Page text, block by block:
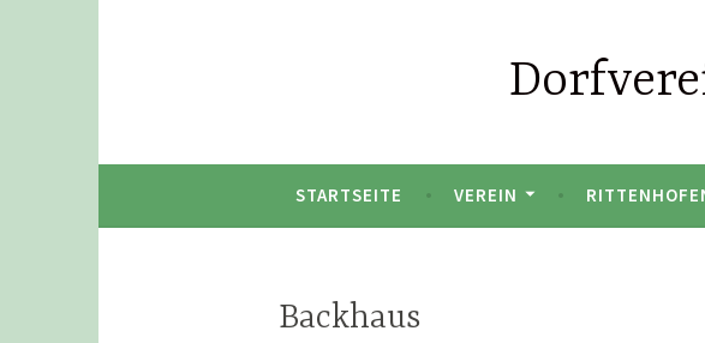
STARTSEITE VEREIN
Backhaus